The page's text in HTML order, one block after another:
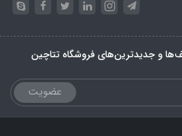
و جدیدترین‌های فروشگاه تتاچین
عضویت